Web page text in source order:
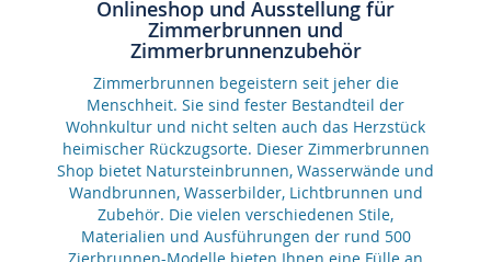
Onlineshop und Ausstellung für
Zimmerbrunnen und
Zimmerbrunnenzubehör
Zimmerbrunnen begeistern seit jeher die
Menschheit. Sie sind fester Bestandteil der
Wohnkultur und nicht selten auch das Herzstück
heimischer Rückzugsorte. Dieser Zimmerbrunnen
Shop bietet Natursteinbrunnen, Wasserwände und
Wandbrunnen, Wasserbilder, Lichtbrunnen und
Zubehör. Die vielen verschiedenen Stile,
Materialien und Ausführungen der rund 500